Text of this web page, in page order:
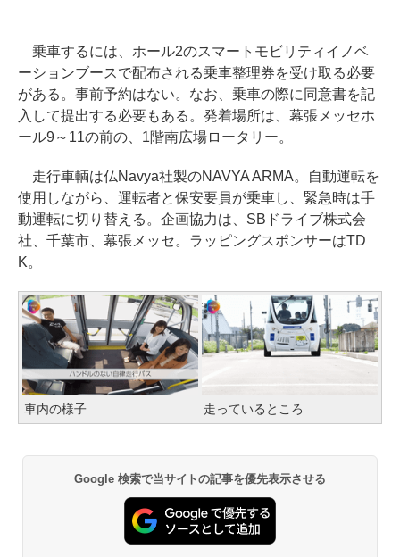
乗車するには、ホール2のスマートモビリティイノベ
ーションブースで配布される乗車整理券を受け取る必要
がある。事前予約はない。なお、乗車の際に同意書を記
入して提出する必要もある。発着場所は、幕張メッセホ
ール9～11の前の、1階南広場ロータリー。
走行車輌は仏Navya社製のNAVYA ARMA。自動運転を
使用しながら、運転者と保安要員が乗車し、緊急時は手
動運転に切り替える。企画協力は、SBドライブ株式会
社、千葉市、幕張メッセ。ラッピングスポンサーはTD
K。
車内の様子 走っているところ
Google 検索で当サイトの記事を優先表示させる